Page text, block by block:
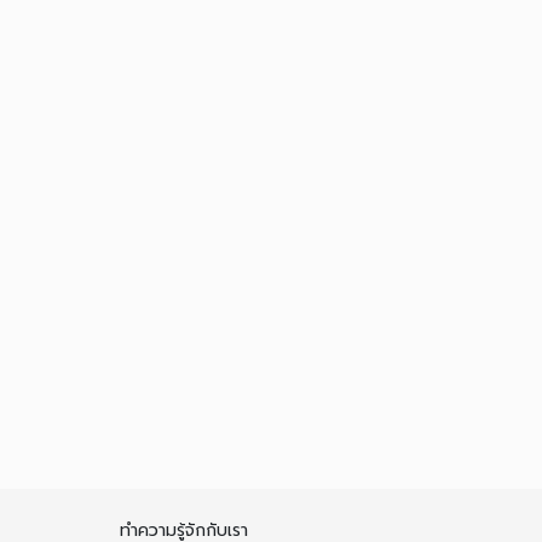
ทำความรู้จักกับเรา